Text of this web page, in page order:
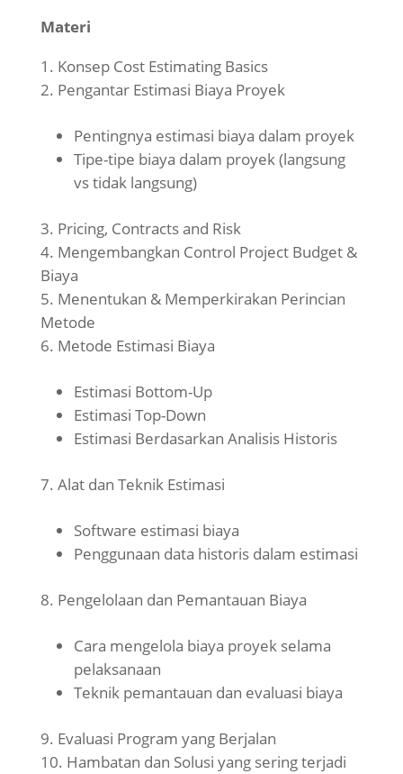
Materi
Konsep Cost Estimating Basics
Pengantar Estimasi Biaya Proyek
Pentingnya estimasi biaya dalam proyek
Tipe-tipe biaya dalam proyek (langsung
vs tidak langsung)
Pricing, Contracts and Risk
Mengembangkan Control Project Budget &
Biaya
Menentukan & Memperkirakan Perincian
Metode
Metode Estimasi Biaya
Estimasi Bottom-Up
Estimasi Top-Down
Estimasi Berdasarkan Analisis Historis
Alat dan Teknik Estimasi
Software estimasi biaya
Penggunaan data historis dalam estimasi
Pengelolaan dan Pemantauan Biaya
Cara mengelola biaya proyek selama
pelaksanaan
Teknik pemantauan dan evaluasi biaya
Evaluasi Program yang Berjalan
Hambatan dan Solusi yang sering terjadi